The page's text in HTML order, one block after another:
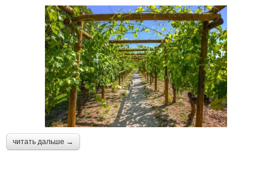
читать дальше →